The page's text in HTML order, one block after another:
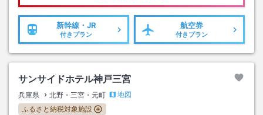
新幹線・JR
付きプラン
航空券
付きプラン
サンサイドホテル神戸三宮
兵庫県 北野・三宮・元町
地図
ふるさと納税対象施設